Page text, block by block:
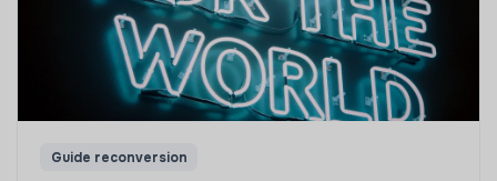
Guide reconversion